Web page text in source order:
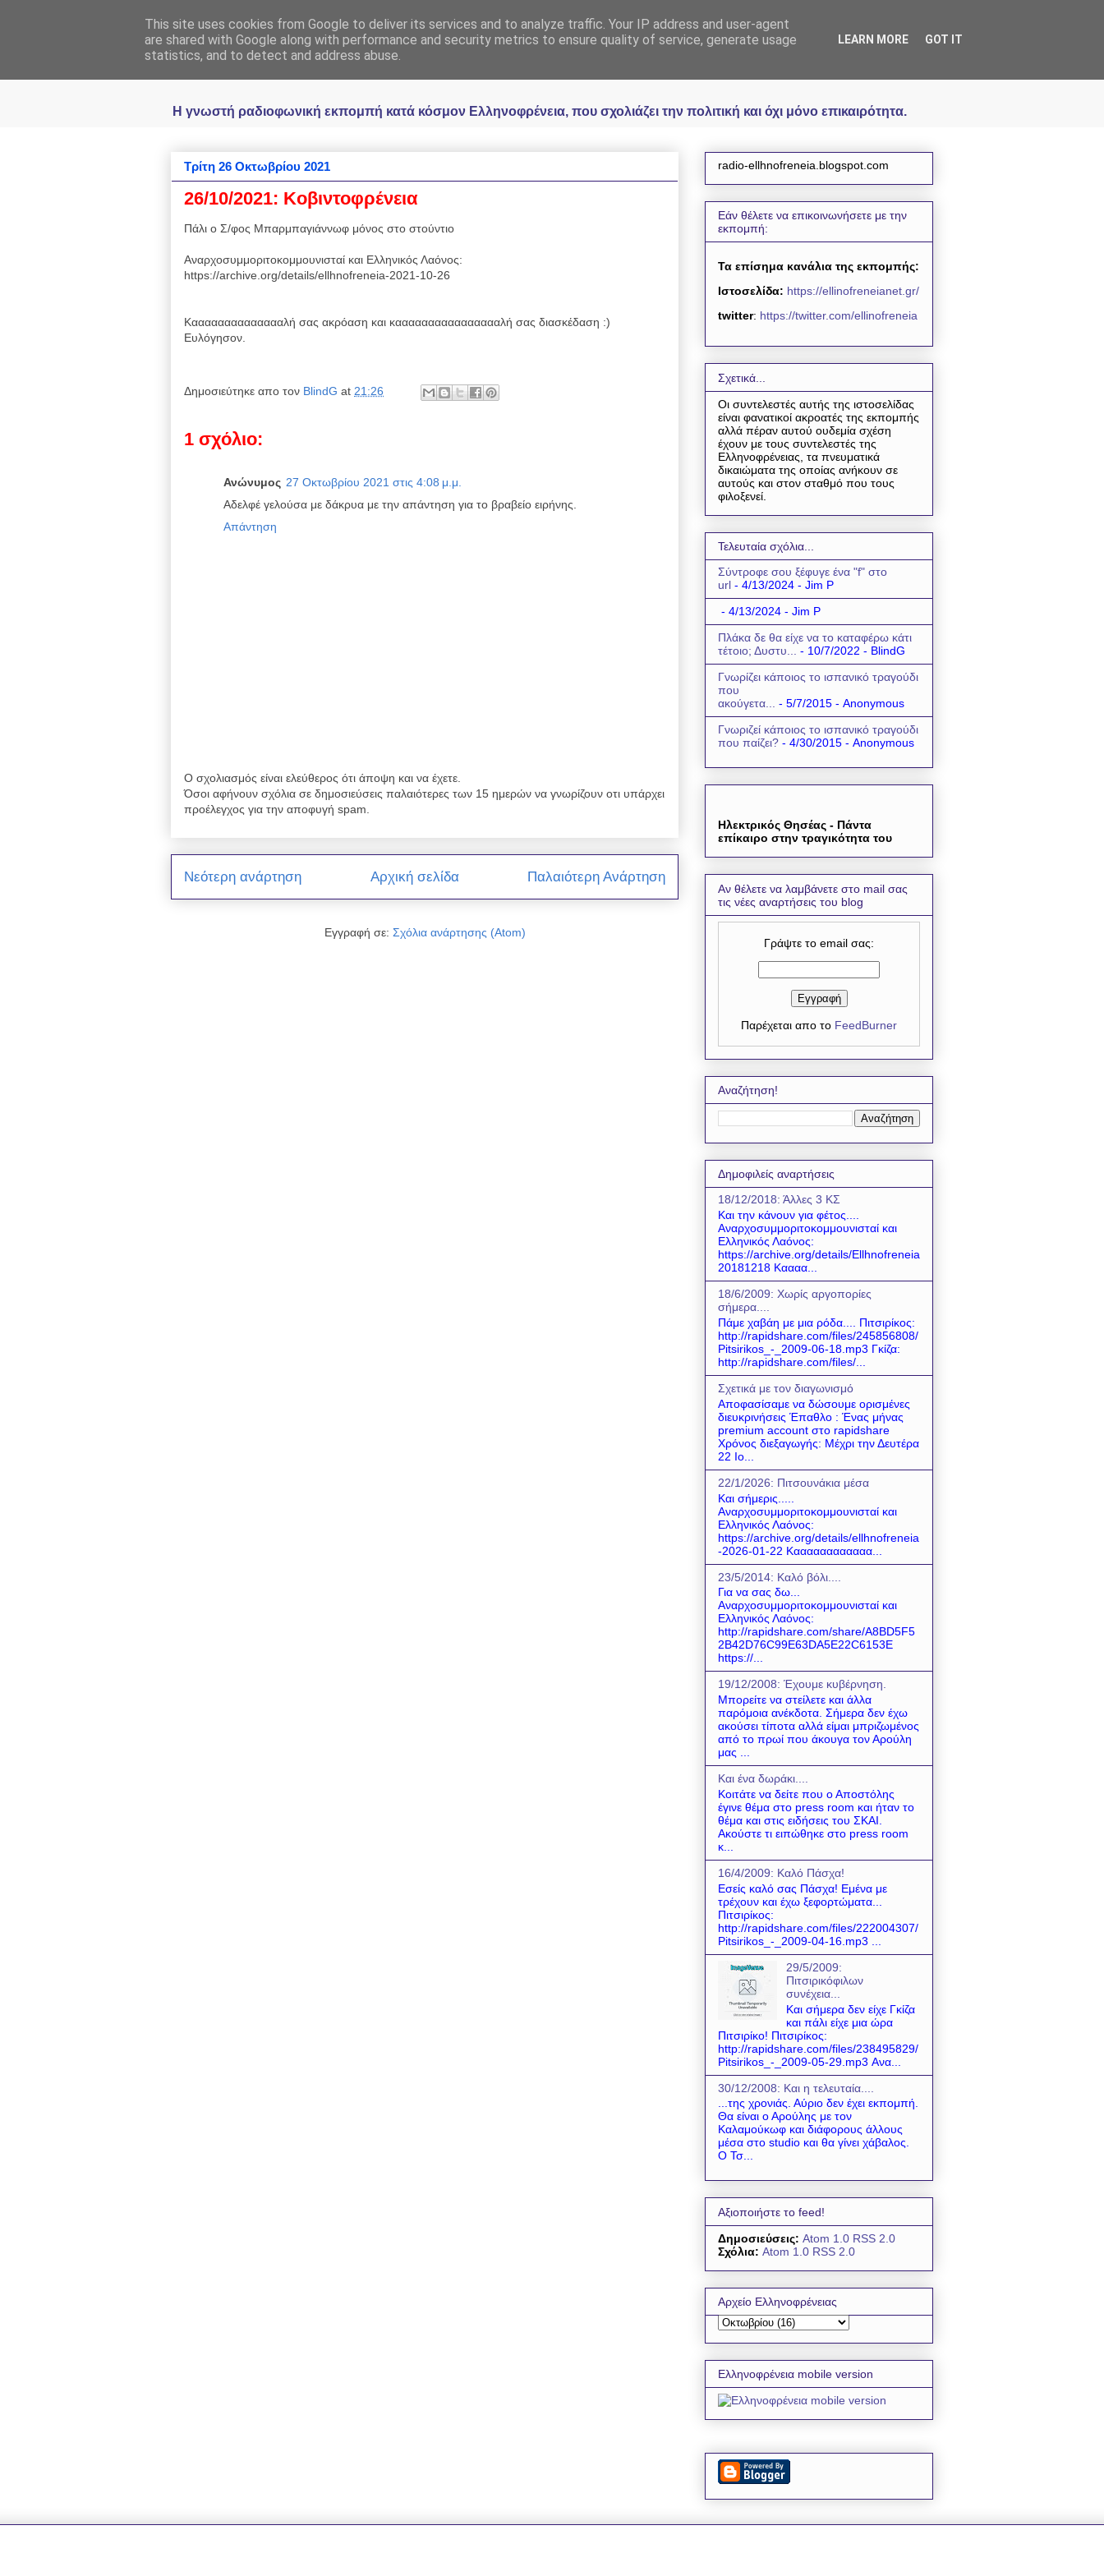
Ραδιοφωνική Ελληνοφρένεια Unofficial
Η γνωστή ραδιοφωνική εκπομπή κατά κόσμον Ελληνοφρένεια, που σχολιάζει την πολιτική και όχι μόνο επικαιρότητα.
Τρίτη 26 Οκτωβρίου 2021
26/10/2021: Koβιντοφρένεια
Πάλι ο Σ/φος Μπαρμπαγιάννωφ μόνος στο στούντιο
Αναρχοσυμμοριτοκομμουνισταί και Ελληνικός Λαόνος:
https://archive.org/details/ellhnofreneia-2021-10-26
Κααααααααααααααλή σας ακρόαση και κααααααααααααααααλή σας διασκέδαση :)
Ευλόγησον.
Δημοσιεύτηκε απο τον BlindG at 21:26
1 σχόλιο:
Ανώνυμος 27 Οκτωβρίου 2021 στις 4:08 μ.μ.
Αδελφέ γελούσα με δάκρυα με την απάντηση για το βραβείο ειρήνης.
Απάντηση
Ο σχολιασμός είναι ελεύθερος ότι άποψη και να έχετε.
Όσοι αφήνουν σχόλια σε δημοσιεύσεις παλαιότερες των 15 ημερών να γνωρίζουν οτι υπάρχει
προέλεγχος για την αποφυγή spam.
Νεότερη ανάρτηση Παλαιότερη Ανάρτηση
Αρχική σελίδα
Εγγραφή σε: Σχόλια ανάρτησης (Atom)
radio-ellhnofreneia.blogspot.com
Εάν θέλετε να επικοινωνήσετε με την
εκπομπή:
Τα επίσημα κανάλια της εκπομπής:
Ιστοσελίδα: https://ellinofreneianet.gr/
twitter: https://twitter.com/ellinofreneia
Σχετικά...
Οι συντελεστές αυτής της ιστοσελίδας
είναι φανατικοί ακροατές της εκπομπής
αλλά πέραν αυτού ουδεμία σχέση
έχουν με τους συντελεστές της
Ελληνοφρένειας, τα πνευματικά
δικαιώματα της οποίας ανήκουν σε
αυτούς και στον σταθμό που τους
φιλοξενεί.
Τελευταία σχόλια...
Σύντροφε σου ξέφυγε ένα "f" στο
url - 4/13/2024 - Jim P
- 4/13/2024 - Jim P
Πλάκα δε θα είχε να το καταφέρω κάτι
τέτοιο; Δυστυ...
- 10/7/2022 - BlindG
Γνωρίζει κάποιος το ισπανικό τραγούδι
που
ακούγετα...
- 5/7/2015 - Anonymous
Γνωριζεί κάποιος το ισπανικό τραγούδι
που παίζει? - 4/30/2015 - Anonymous
Ηλεκτρικός Θησέας - Πάντα
επίκαιρο στην τραγικότητα του
Αν θέλετε να λαμβάνετε στο mail σας
τις νέες αναρτήσεις του blog
Γράψτε το email σας:
Παρέχεται απο το FeedBurner
Αναζήτηση!
Δημοφιλείς αναρτήσεις
18/12/2018: Άλλες 3 ΚΣ
Και την κάνουν για φέτος....
Αναρχοσυμμοριτοκομμουνισταί και
Ελληνικός Λαόνος:
https://archive.org/details/Ellhnofreneia
20181218 Καααα...
18/6/2009: Χωρίς αργοπορίες
σήμερα....
Πάμε χαβάη με μια ρόδα.... Πιτσιρίκος:
http://rapidshare.com/files/245856808/
Pitsirikos_-_2009-06-18.mp3 Γκίζα:
http://rapidshare.com/files/...
Σχετικά με τον διαγωνισμό
Αποφασίσαμε να δώσουμε ορισμένες
διευκρινήσεις Έπαθλο : Ένας μήνας
premium account στο rapidshare
Χρόνος διεξαγωγής: Μέχρι την Δευτέρα
22 Ιο...
22/1/2026: Πιτσουνάκια μέσα
Και σήμερις.....
Αναρχοσυμμοριτοκομμουνισταί και
Ελληνικός Λαόνος:
https://archive.org/details/ellhnofreneia
-2026-01-22 Καααααααααααα...
23/5/2014: Καλό βόλι....
Για να σας δω...
Αναρχοσυμμοριτοκομμουνισταί και
Ελληνικός Λαόνος:
http://rapidshare.com/share/A8BD5F5
2B42D76C99E63DA5E22C6153E
https://...
19/12/2008: Έχουμε κυβέρνηση.
Μπορείτε να στείλετε και άλλα
παρόμοια ανέκδοτα. Σήμερα δεν έχω
ακούσει τίποτα αλλά είμαι μπριζωμένος
από το πρωί που άκουγα τον Αρούλη
μας ...
Και ένα δωράκι....
Κοιτάτε να δείτε που ο Αποστόλης
έγινε θέμα στο press room και ήταν το
θέμα και στις ειδήσεις του ΣΚΑΙ.
Ακούστε τι ειπώθηκε στο press room
κ...
16/4/2009: Kαλό Πάσχα!
Εσείς καλό σας Πάσχα! Εμένα με
τρέχουν και έχω ξεφορτώματα...
Πιτσιρίκος:
http://rapidshare.com/files/222004307/
Pitsirikos_-_2009-04-16.mp3 ...
29/5/2009:
Πιτσιρικόφιλων
συνέχεια...
Και σήμερα δεν είχε Γκίζα
και πάλι είχε μια ώρα
Πιτσιρίκο! Πιτσιρίκος:
http://rapidshare.com/files/238495829/
Pitsirikos_-_2009-05-29.mp3 Ανα...
30/12/2008: Και η τελευταία....
...της χρονιάς. Αύριο δεν έχει εκπομπή.
Θα είναι ο Αρούλης με τον
Καλαμούκωφ και διάφορους άλλους
μέσα στο studio και θα γίνει χάβαλος.
Ο Τσ...
Αξιοποιήστε το feed!
Δημοσιεύσεις: Atom 1.0 RSS 2.0
Σχόλια: Atom 1.0 RSS 2.0
Αρχείο Ελληνοφρένειας
Ελληνοφρένεια mobile version
This site uses cookies from Google to deliver its services and to analyze traffic. Your IP address and user-agent
are shared with Google along with performance and security metrics to ensure quality of service, generate usage
statistics, and to detect and address abuse.
LEARN MORE GOT IT